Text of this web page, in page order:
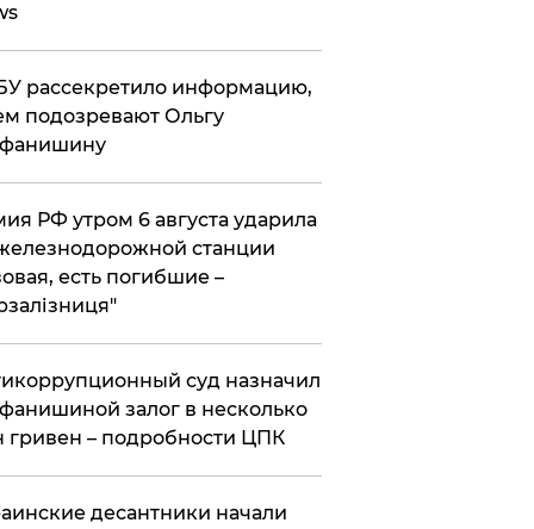
рассекретило информацию,
подозревают Ольгу
РФ утром 6 августа ударила
станции
есть погибшие –
суд назначил
залог в несколько
гривен – подробности ЦПК
десантники начали